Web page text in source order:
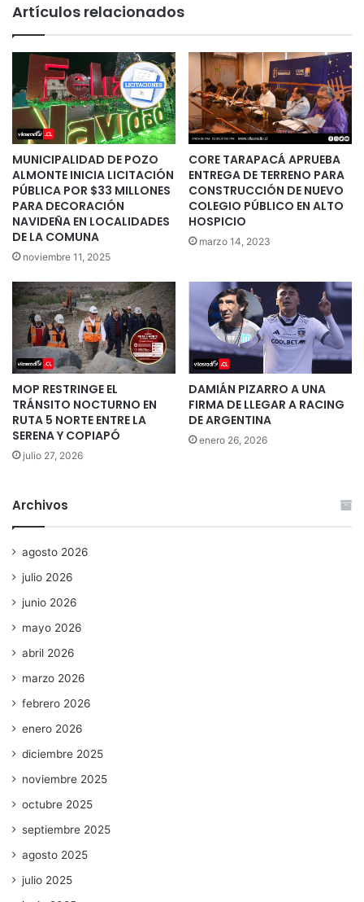
Artículos relacionados
MUNICIPALIDAD DE POZO
ALMONTE INICIA LICITACIÓN
PÚBLICA POR $33 MILLONES
PARA DECORACIÓN
NAVIDEÑA EN LOCALIDADES
DE LA COMUNA
noviembre 11, 2025
CORE TARAPACÁ APRUEBA
ENTREGA DE TERRENO PARA
CONSTRUCCIÓN DE NUEVO
COLEGIO PÚBLICO EN ALTO
HOSPICIO
marzo 14, 2023
MOP RESTRINGE EL
TRÁNSITO NOCTURNO EN
RUTA 5 NORTE ENTRE LA
SERENA Y COPIAPÓ
julio 27, 2026
DAMIÁN PIZARRO A UNA
FIRMA DE LLEGAR A RACING
DE ARGENTINA
enero 26, 2026
Archivos
agosto 2026
julio 2026
junio 2026
mayo 2026
abril 2026
marzo 2026
febrero 2026
enero 2026
diciembre 2025
noviembre 2025
octubre 2025
septiembre 2025
agosto 2025
julio 2025